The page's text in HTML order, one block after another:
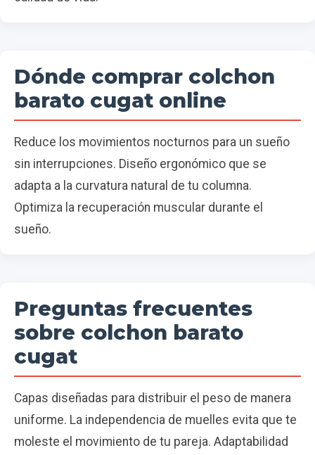
Dónde comprar colchon
barato cugat online
Reduce los movimientos nocturnos para un sueño
sin interrupciones. Diseño ergonómico que se
adapta a la curvatura natural de tu columna.
Optimiza la recuperación muscular durante el
sueño.
Preguntas frecuentes
sobre colchon barato
cugat
Capas diseñadas para distribuir el peso de manera
uniforme. La independencia de muelles evita que te
moleste el movimiento de tu pareja. Adaptabilidad